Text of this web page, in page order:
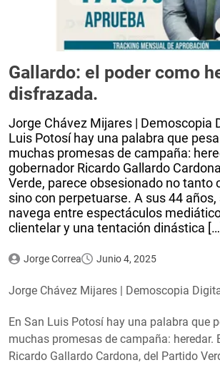
Gallardo: el poder como
disfrazada.
Jorge Chávez Mijares | Demoscopia
Luis Potosí hay una palabra que
muchas promesas de campaña:
gobernador Ricardo Gallardo
Verde, parece obsesionado no tanto
sino con perpetuarse. A sus 44
navega entre espectáculos
clientelar y una tentación dinástica
Jorge Correa Junio 4, 2025
Jorge Chávez Mijares | Demoscopia
En San Luis Potosí hay una palabra que
muchas promesas de campaña: heredar.
Ricardo Gallardo Cardona, del Partido